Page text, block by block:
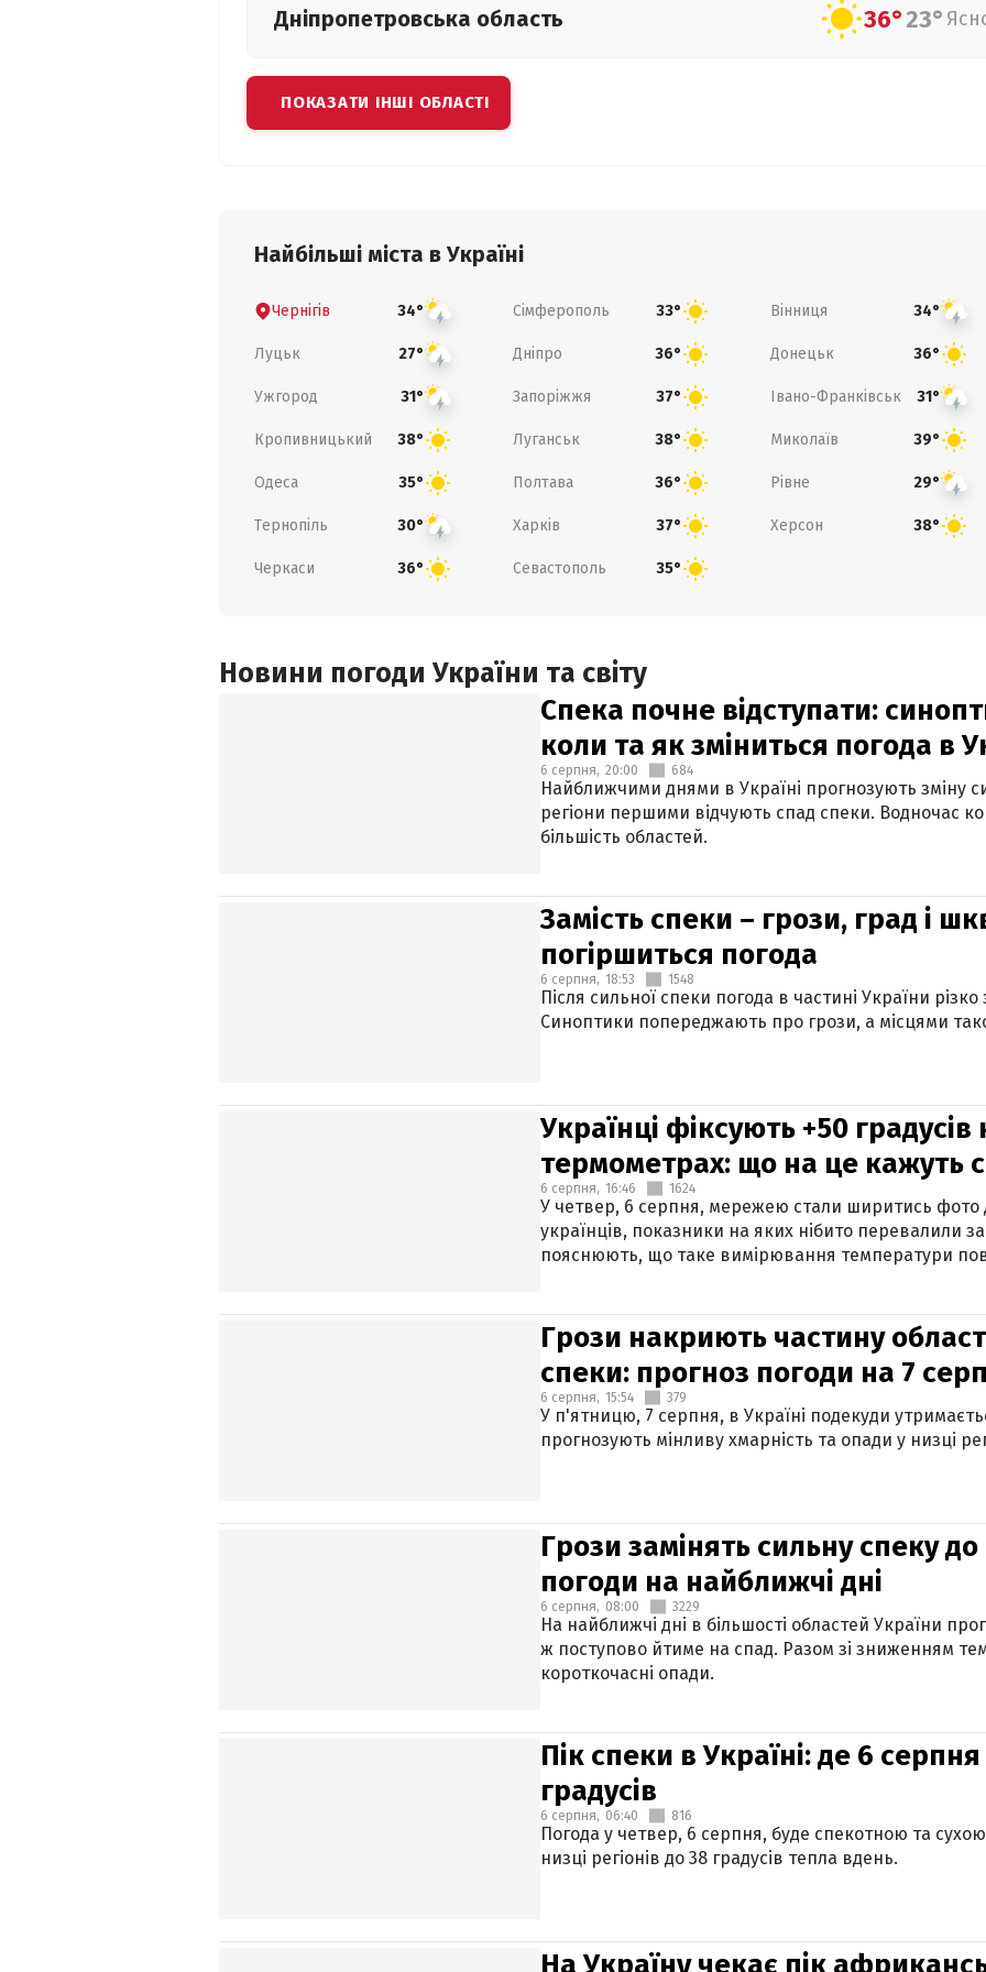
Дніпропетровська область 36°23°
ПОКАЗАТИ ІНШІ ОБЛАСТІ
Найбільші міста в Україні
Чернігів 34° Сімферополь 33° Вінниця 34°
Луцьк 27° Дніпро 36° Донецьк 36°
Ужгород 31° Запоріжжя 37° Івано-Франківськ 31°
Кропивницький 38° Луганськ 38° Миколаїв 39°
Одеса 35° Полтава 36° Рівне 29°
Тернопіль 30° Харків 37° Херсон 38°
Черкаси 36° Севастополь 35°
Новини погоди України та світу
Спека почне відступати:
коли та як зміниться погода в
6 серпня, 20:00 684
Найближчими днями в Україні прогнозують зміну
регіони першими відчують спад спеки. Водночас
більшість областей.
Замість спеки – грози, град і
погіршиться погода
6 серпня, 18:53 1548
Після сильної спеки погода в частині України
Синоптики попереджають про грози, а місцями
Українці фіксують +50
термометрах: що на це кажуть
6 серпня, 16:46 1624
У четвер, 6 серпня, мережею стали ширитись фото
українців, показники на яких нібито перевалили
пояснюють, що таке вимірювання температури
Грози накриють частину
спеки: прогноз погоди на 7
6 серпня, 15:54 379
У п'ятницю, 7 серпня, в Україні подекуди
прогнозують мінливу хмарність та опади у низці
Грози замінять сильну спеку
погоди на найближчі дні
6 серпня, 08:00 3229
На найближчі дні в більшості областей України
ж поступово йтиме на спад. Разом зі зниженням
короткочасні опади.
Пік спеки в Україні: де 6
градусів
6 серпня, 06:40 816
Погода у четвер, 6 серпня, буде спекотною та
низці регіонів до 38 градусів тепла вдень.
На Україну чекає пік